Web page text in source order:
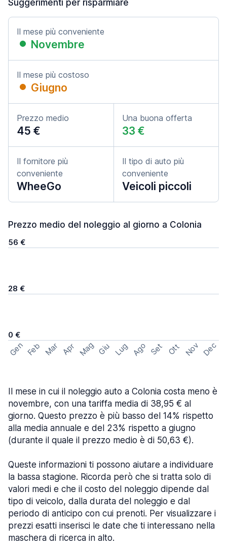
Suggerimenti per risparmiare
Il mese più conveniente
Novembre
Il mese più costoso
Giugno
Prezzo medio
45 €
Una buona offerta
33 €
Il fornitore più
conveniente
WheeGo
Il tipo di auto più
conveniente
Veicoli piccoli
Prezzo medio del noleggio al giorno a Colonia
56 €
28 €
0 €
Gen Feb Mar Apr Mag Giu Lug Ago Set Ott Nov Dec
Il mese in cui il noleggio auto a Colonia costa meno è
novembre, con una tariffa media di 38,95 € al
giorno. Questo prezzo è più basso del 14% rispetto
alla media annuale e del 23% rispetto a giugno
(durante il quale il prezzo medio è di 50,63 €).
Queste informazioni ti possono aiutare a individuare
la bassa stagione. Ricorda però che si tratta solo di
valori medi e che il costo del noleggio dipende dal
tipo di veicolo, dalla durata del noleggio e dal
periodo di anticipo con cui prenoti. Per visualizzare i
prezzi esatti inserisci le date che ti interessano nella
maschera di ricerca in alto.